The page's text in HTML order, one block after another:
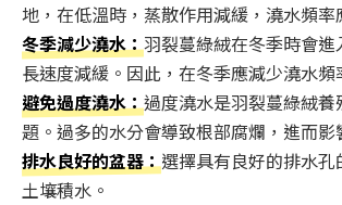
地，在低溫時，蒸散作用減緩，澆水頻率
冬季減少澆水：羽裂蔓綠絨在冬季時會
長速度減緩。因此，在冬季應減少澆水頻
避免過度澆水：過度澆水是羽裂蔓綠絨養
題。過多的水分會導致根部腐爛，進而影
排水良好的盆器：選擇具有良好的排水
土壤積水。